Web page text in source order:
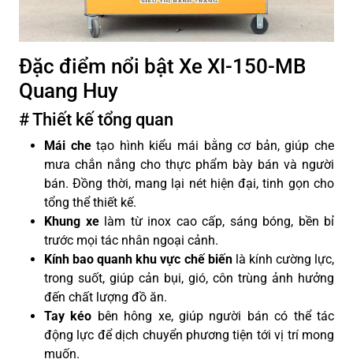
Đặc điểm nổi bật Xe XI-150-MB
Quang Huy
# Thiết kế tổng quan
Mái chetạo hình kiểu mái bằng cơ bản, giúp che
mưa chắn nắng cho thực phẩm bày bán và người
bán. Đồng thời, mang lại nét hiện đại, tinh gọn cho
tổng thể thiết kế.
Khung xelàm từ inox cao cấp, sáng bóng, bền bỉ
trước mọi tác nhân ngoại cảnh.
Kính bao quanh khu vực chế biến là kính cường lực,
trong suốt, giúp cản bụi, gió, côn trùng ảnh hưởng
đến chất lượng đồ ăn.
Tay kéo bên hông xe, giúp người bán có thể tác
động lực để dịch chuyển phương tiện tới vị trí mong
muốn.